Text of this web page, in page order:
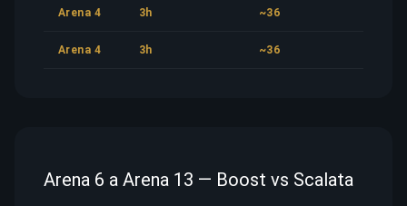
Arena 4 3h ~36
Arena 4 3h ~36
Arena 6 a Arena 13 — Boost vs Scalata